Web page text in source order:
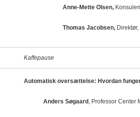
Anne-Mette Olsen,
Thomas Jacobsen,
Kaffepause
Automatisk oversættelse: Hvordan
Anders Søgaard , Professor Center